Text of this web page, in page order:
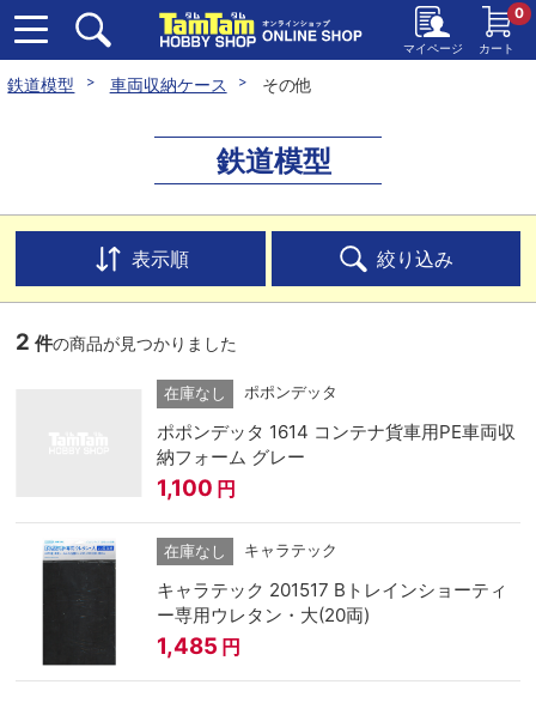
マイページ カート
0
鉄道模型 車両収納ケース その他
鉄道模型
表示順 絞り込み
2 件の商品が見つかりました
在庫なし ポポンデッタ
ポポンデッタ 1614 コンテナ貨車用PE車両収
納フォーム グレー
1,100 円
在庫なし キャラテック
キャラテック 201517 Bトレインショーティ
ー専用ウレタン・大(20両)
1,485 円